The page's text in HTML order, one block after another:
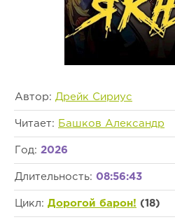
Автор: Дрейк Сириус
Читает: Башков Александр
Год: 2026
Длительность: 08:56:43
Цикл: Дорогой барон! (18)